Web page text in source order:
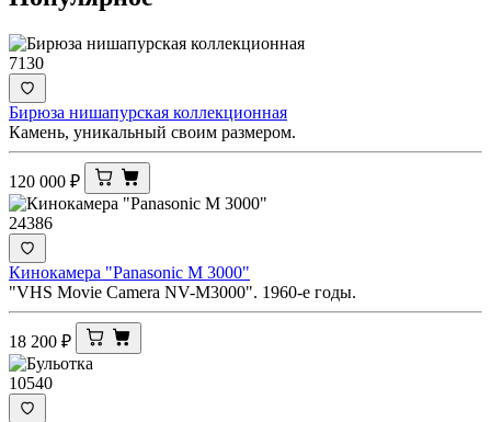
7130
Бирюза нишапурская коллекционная
Камень, уникальный своим размером.
120 000 ₽
24386
Кинокамера "Panasonic M 3000"
"VHS Movie Camera NV-M3000". 1960-е годы.
18 200 ₽
10540